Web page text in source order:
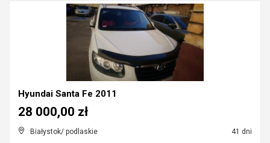
Hyundai Santa Fe 2011
Białystok/ podlaskie 41 dni
28 000,00 zł